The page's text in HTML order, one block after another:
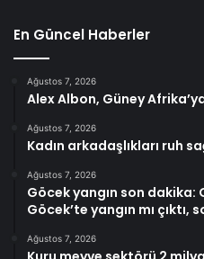
En Güncel Haberler
Ağustos 7, 2026
Alex Albon, Güney
Ağustos 7, 2026
Kadın arkadaşlıkları ruh
Ağustos 7, 2026
Göcek yangın son dakika:
Göcek’te yangın mı çıktı,
Ağustos 7, 2026